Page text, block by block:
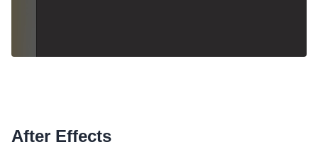
After Effects